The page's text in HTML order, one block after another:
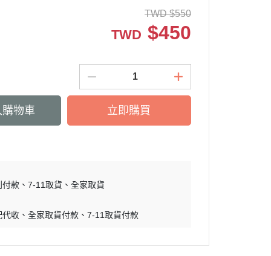
TWD $550
TWD $450
物車 立即購買
付款 7-11取貨 全家取貨
代收 全家取貨付款 7-11取貨付款